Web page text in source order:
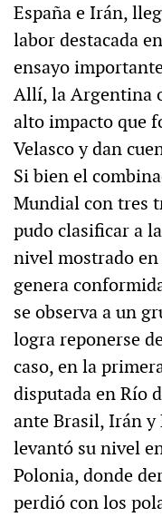
España e Irán,
labor destacada
ensayo
Allí, la Argentina
alto impacto que
Velasco y dan
Si bien el
Mundial con tres
pudo clasificar a
nivel mostrado
genera
se observa a un
logra reponerse
caso, en la
disputada en Río
ante Brasil, Irán y
levantó su nivel
Polonia, donde
perdió con los